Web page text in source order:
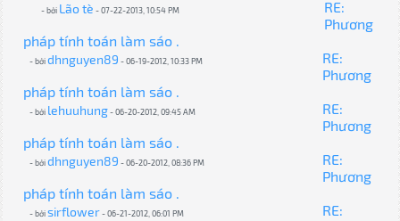
- bởi Lão tè - 07-22-2013, 10:54 PM
RE:
Phương
pháp tính toán làm sáo .
- bởidhnguyen89 - 06-19-2012, 10:33 PM
RE:
Phương
pháp tính toán làm sáo .
- bởi lehuuhung- 06-20-2012, 09:45 AM
RE:
Phương
pháp tính toán làm sáo .
- bởidhnguyen89 - 06-20-2012, 08:36 PM
RE:
Phương
pháp tính toán làm sáo .
- bởisirflower- 06-21-2012, 06:01 PM
RE: